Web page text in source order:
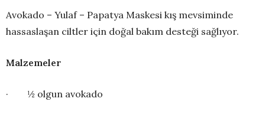
Avokado – Yulaf – Papatya Maskesi kış mevsiminde
hassaslaşan ciltler için doğal bakım desteği sağlıyor.
Malzemeler
· ½ olgun avokado